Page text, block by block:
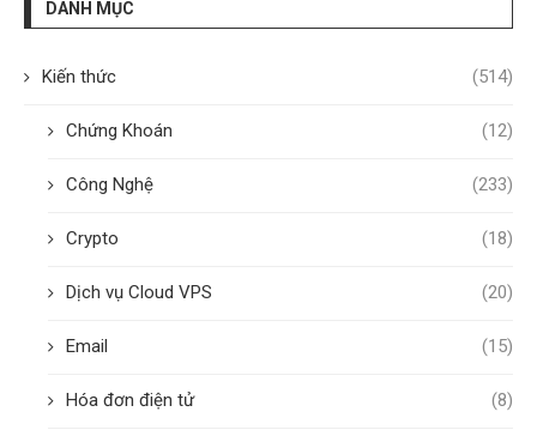
DANH MỤC
Kiến thức (514)
Chứng Khoán (12)
Công Nghệ (233)
Crypto (18)
Dịch vụ Cloud VPS (20)
Email (15)
Hóa đơn điện tử (8)